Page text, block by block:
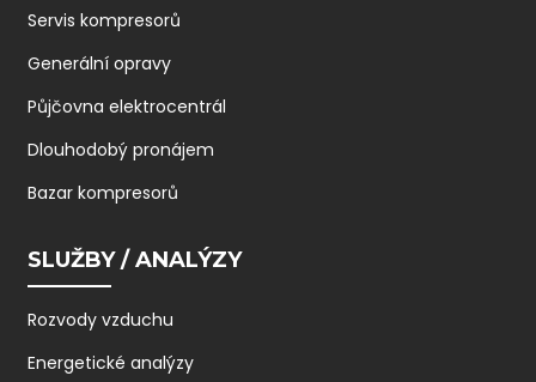
Servis kompresorů
Generální opravy
Půjčovna elektrocentrál
Dlouhodobý pronájem
Bazar kompresorů
SLUŽBY / ANALÝZY
Rozvody vzduchu
Energetické analýzy